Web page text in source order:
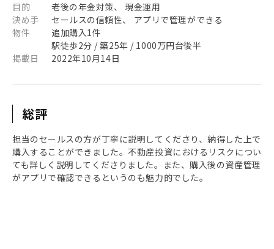
目的
老後の年金対策、 現金運用
決め手
セールスの信頼性、 アプリで管理ができる
物件
追加購入1件
駅徒歩2分 / 築25年 / 1000万円台後半
掲載日
2022年10月14日
総評
担当のセールスの方が丁寧に説明してくださり、納得した上で
購入することができました。不動産投資におけるリスクについ
ても詳しく説明してくださりました。また、購入後の資産管理
がアプリで確認できるというのも魅力的でした。